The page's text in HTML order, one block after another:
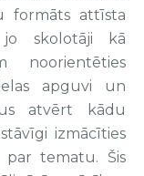
formāts attīsta
jo skolotāji kā
noorientēties
apguvi un
atvērt kādu
izmācīties
par tematu. Šis